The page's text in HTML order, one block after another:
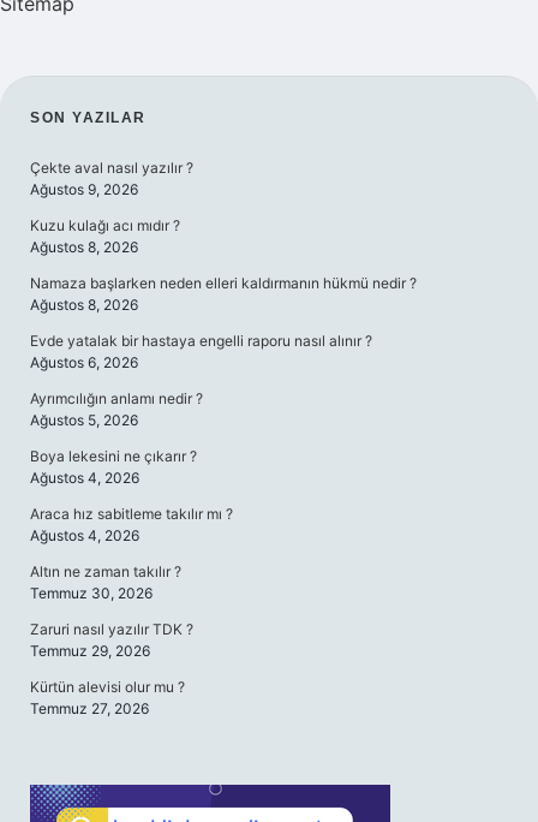
SIDEBAR
SON YAZILAR
Çekte aval nasıl yazılır ?
Ağustos 9, 2026
Kuzu kulağı acı mıdır ?
Ağustos 8, 2026
Namaza başlarken neden elleri kaldırmanın hükmü nedir ?
Ağustos 8, 2026
Evde yatalak bir hastaya engelli raporu nasıl alınır ?
Ağustos 6, 2026
Ayrımcılığın anlamı nedir ?
Ağustos 5, 2026
Boya lekesini ne çıkarır ?
Ağustos 4, 2026
Araca hız sabitleme takılır mı ?
Ağustos 4, 2026
Altın ne zaman takılır ?
Temmuz 30, 2026
Zaruri nasıl yazılır TDK ?
Temmuz 29, 2026
Kürtün alevisi olur mu ?
Temmuz 27, 2026